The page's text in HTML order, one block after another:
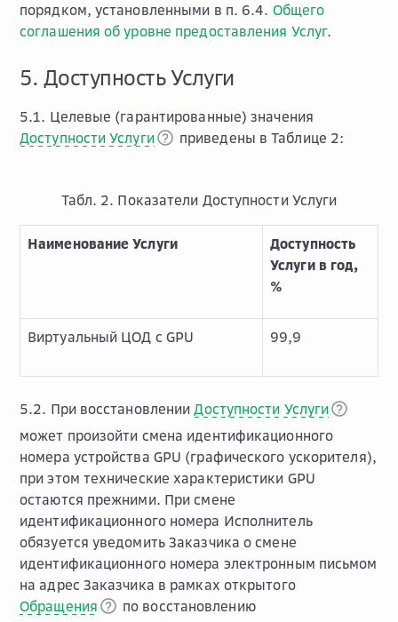
порядком, установленными в п. 6.4. Общего
соглашения об уровне предоставления Услуг.
5. Доступность Услуги
5.1. Целевые (гарантированные) значения
Доступности Услуги
приведены в Таблице 2:
Табл. 2. Показатели Доступности Услуги
Наименование Услуги
Доступность
Услуги в год,
%
Виртуальный ЦОД с GPU 99,9
5.2. При восстановленииДоступности Услуги
может произойти смена идентификационного
номера устройства GPU (графического ускорителя),
при этом технические характеристики GPU
остаются прежними. При смене
идентификационного номера Исполнитель
обязуется уведомить Заказчика о смене
идентификационного номера электронным письмом
на адрес Заказчика в рамках открытого
Обращения
по восстановлению